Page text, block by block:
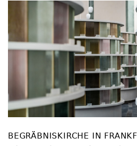
BEGRÄBNISKIRCHE IN